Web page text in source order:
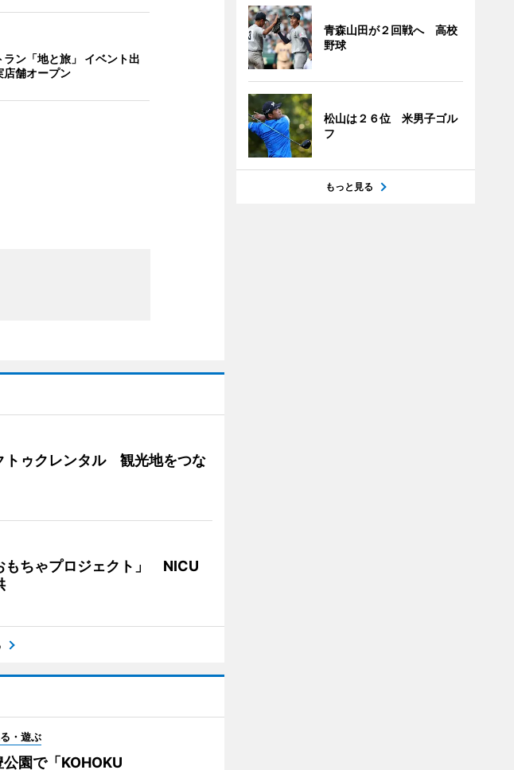
ン「地と旅」 イベント出
店舗オープン
トゥクレンタル 観光地をつな
もちゃプロジェクト」 NICU
・遊ぶ
公園で「KOHOKU
青森山田が２回戦へ 高校
野球
松山は２６位 米男子ゴル
フ
もっと見る